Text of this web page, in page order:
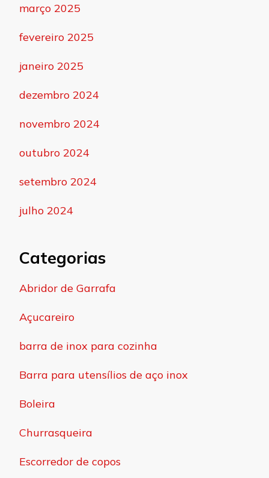
março 2025
fevereiro 2025
janeiro 2025
dezembro 2024
novembro 2024
outubro 2024
setembro 2024
julho 2024
Categorias
Abridor de Garrafa
Açucareiro
barra de inox para cozinha
Barra para utensílios de aço inox
Boleira
Churrasqueira
Escorredor de copos